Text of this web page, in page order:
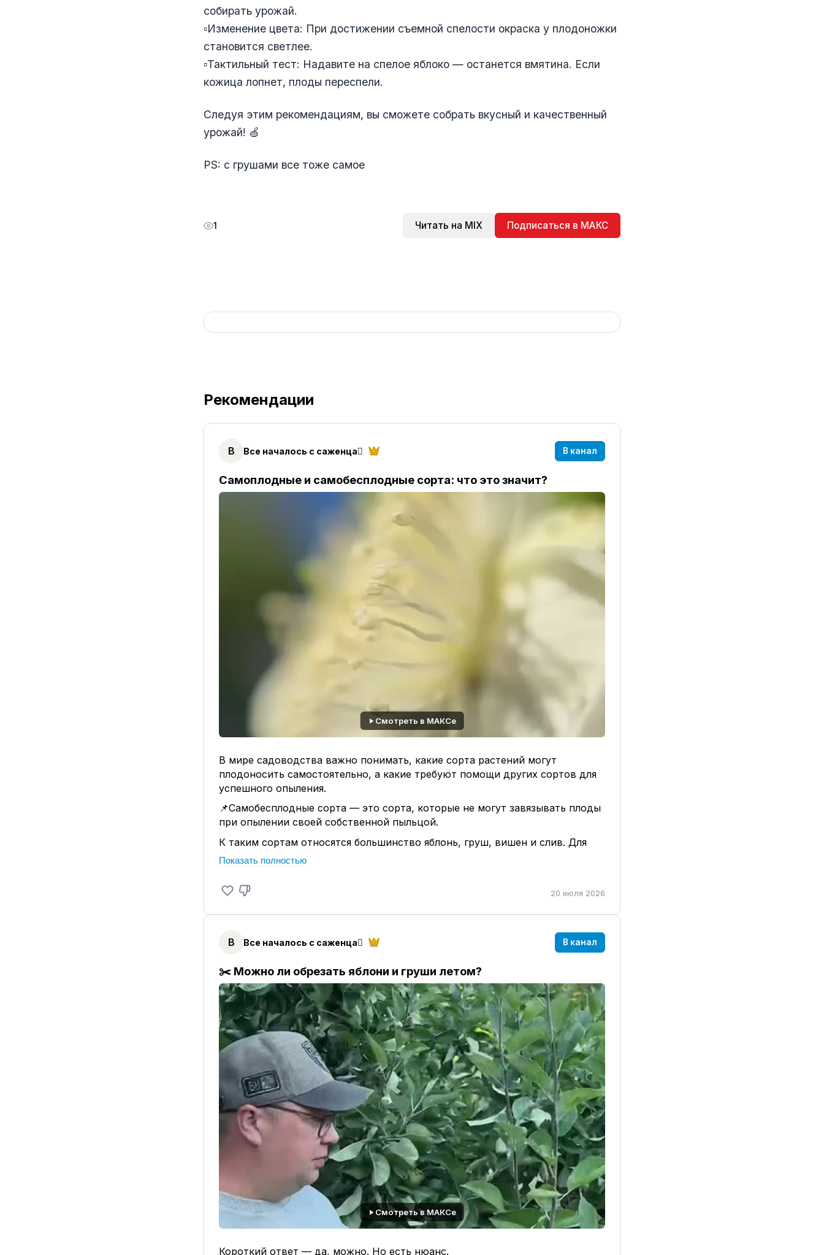
собирать урожай.
▫️Изменение цвета: При достижении съемной спелости окраска у плодоножки
становится светлее.
▫️Тактильный тест: Надавите на спелое яблоко — останется вмятина. Если
кожица лопнет, плоды переспели.
Следуя этим рекомендациям, вы сможете собрать вкусный и качественный
урожай! 🍏
РS: с грушами все тоже самое
1 Читать на MIX Подписаться в МАКС
Рекомендации
В Все началось с саженца🪾 В канал
Самоплодные и самобесплодные сорта: что это значит?
Смотреть в МАКСе
В мире садоводства важно понимать, какие сорта растений могут
плодоносить самостоятельно, а какие требуют помощи других сортов для
успешного опыления.
📌Самобесплодные сорта — это сорта, которые не могут завязывать плоды
при опылении своей собственной пыльцой.
К таким сортам относятся большинство яблонь, груш, вишен и слив. Для
получения урожая цветки этих растений должны быть опылены пыльцой
перекрестное опыление.
способны завязывать небольшое количество плодов при опылении своей
пыльцой. Однако это количество, как правило, незначительно и не имеет
практического значения для садоводов.
Полностью самоплодные сорта, которые могут давать товарные урожаи
при односортном опылении, в природе не встречаются.❤️
📌При выборе сортов для совместной посадки важно учитывать несколько
факторов:
✔️Одновременное
цветение:
Сорта должны цвести в одно и то же время, чтобы обеспечить
эффективное опыление.
✔️Сроки созревания плодов:
Сорта следует группировать по срокам созревания .
✔️Периодичность плодоношения:
Сорта с выраженной периодичностью плодоношения не подходят в
качестве опылителей для сортов, которые плодоносят ежегодно.
Понимание этих аспектов поможет садоводам правильно подбирать сорта
для посадки и обеспечивать стабильные и качественные урожаи.
Показать полностью
20 июля 2026
В Все началось с саженца🪾 В канал
✂️ Можно ли обрезать яблони и груши летом?
Смотреть в МАКСе
Короткий ответ — да, можно. Но есть нюанс.